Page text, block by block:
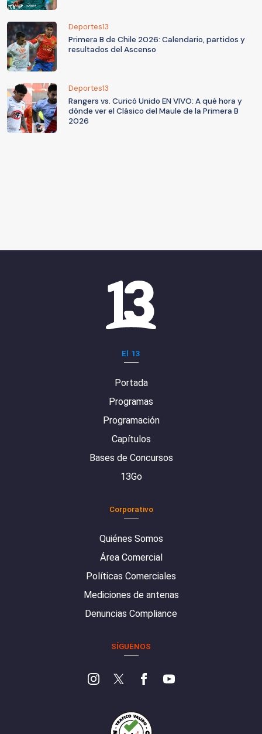
Deportes13
Primera B de Chile 2026: Calendario, partidos y
resultados del Ascenso
Deportes13
Rangers vs. Curicó Unido EN VIVO: A qué hora y
dónde ver el Clásico del Maule de la Primera B
2026
El 13
Portada
Programas
Programación
Capítulos
Bases de Concursos
13Go
Corporativo
Quiénes Somos
Área Comercial
Políticas Comerciales
Mediciones de antenas
Denuncias Compliance
SÍGUENOS